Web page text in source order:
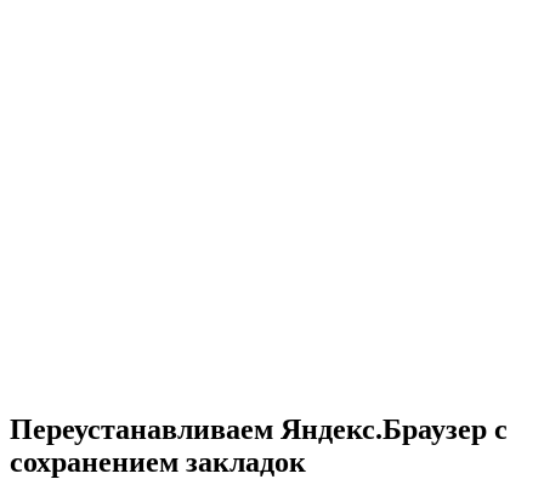
Переустанавливаем Яндекс.Браузер с
сохранением закладок